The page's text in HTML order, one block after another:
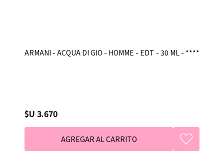
ARMANI - ACQUA DI GIO - HOMME - EDT - 30 ML - ****
$U 3.670